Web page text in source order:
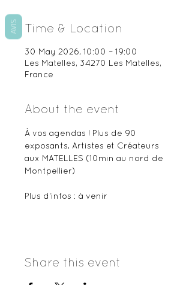
Time & Location
30 May 2026, 10:00 – 19:00
Les Matelles, 34270 Les Matelles,
France
About the event
À vos agendas ! Plus de 90
exposants, Artistes et Créateurs
aux MATELLES (10min au nord de
Montpellier)
Plus d'infos : à venir
Share this event
AVIS